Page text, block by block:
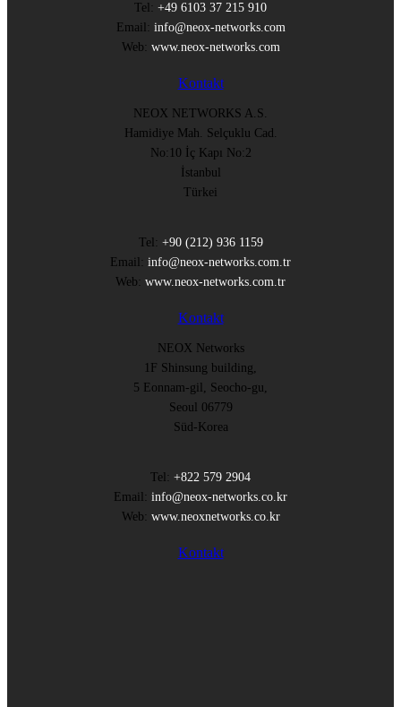
Tel: +49 6103 37 215 910
Email: info@neox-networks.com
Web: www.neox-networks.com
Kontakt
NEOX NETWORKS A.S.
Hamidiye Mah. Selçuklu Cad.
No:10 İç Kapı No:2
İstanbul
Türkei
Tel: +90 (212) 936 1159
Email: info@neox-networks.com.tr
Web: www.neox-networks.com.tr
Kontakt
NEOX Networks
1F Shinsung building,
5 Eonnam-gil, Seocho-gu,
Seoul 06779
Süd-Korea
Tel: +822 579 2904
Email: info@neox-networks.co.kr
Web: www.neoxnetworks.co.kr
Kontakt